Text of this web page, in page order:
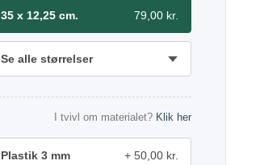
35 x 12,25 cm. 79,00 kr.
Se alle størrelser
I tvivl om materialet? Klik her
Plastik 3 mm 50,00 kr.